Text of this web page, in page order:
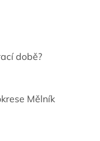
době?
Mělník